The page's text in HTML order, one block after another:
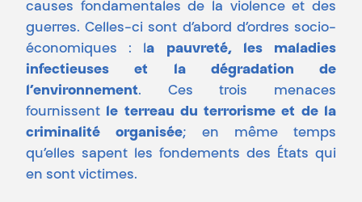
causes fondamentales de la violence et des
guerres. Celles-ci sont d’abord d’ordres socio-
économiques : la pauvreté, les maladies
infectieuses et la dégradation de
l’environnement. Ces trois menaces
fournissent
le terreau du terrorisme et de la
criminalité organisée; en même temps
qu’elles sapent les fondements des États qui
en sont victimes.